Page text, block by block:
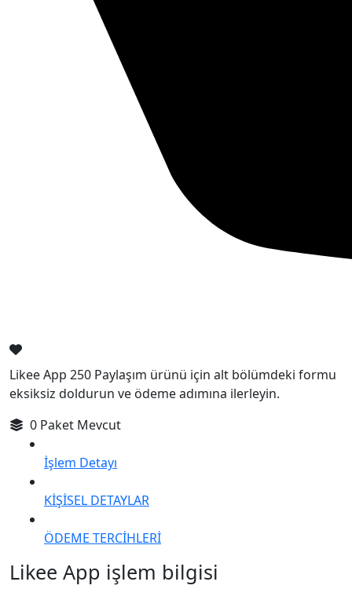
Likee App 250 Paylaşım ürünü için alt bölümdeki formu
eksiksiz doldurun ve ödeme adımına ilerleyin.
0 Paket Mevcut
İşlem Detayı
KİŞİSEL DETAYLAR
ÖDEME TERCİHLERİ
Likee App işlem bilgisi